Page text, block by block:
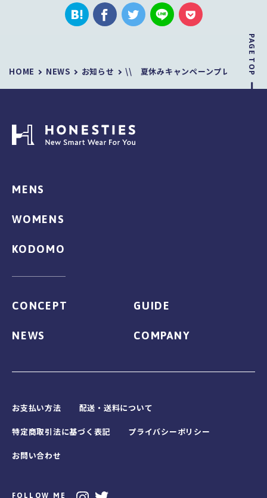
HOME NEWS お知らせ \\ 夏休みキャンペーンプレゼント
PAGE TOP
MENS
WOMENS
KODOMO
CONCEPT GUIDE
NEWS COMPANY
お支払い方法 配送・送料について
特定商取引法に基づく表記 プライバシーポリシー
お問い合わせ
FOLLOW ME